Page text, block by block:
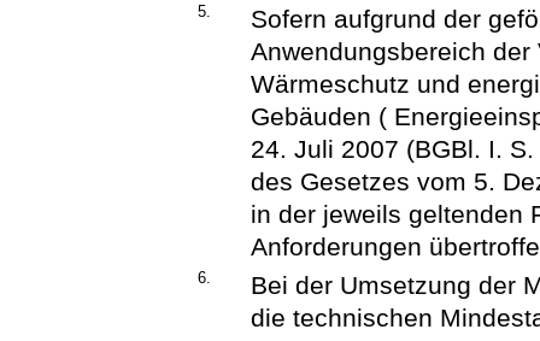
5.
Sofern aufgrund der
Anwendungsbereich
Wärmeschutz und
Gebäuden (
24. Juli 2007 (BGBl. I.
des Gesetzes vom 5.
in der jeweils geltenden
Anforderungen
6.
Bei der Umsetzung der
die technischen